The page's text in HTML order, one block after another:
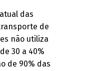
das
de
não utiliza
30 a 40%
de 90% das